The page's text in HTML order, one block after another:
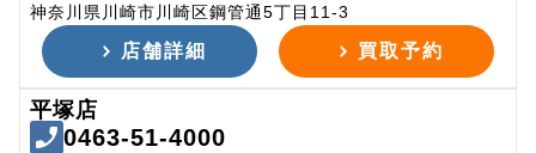
神奈川県川崎市川崎区鋼管通5丁目11-3
店舗詳細 買取予約
平塚店
0463-51-4000